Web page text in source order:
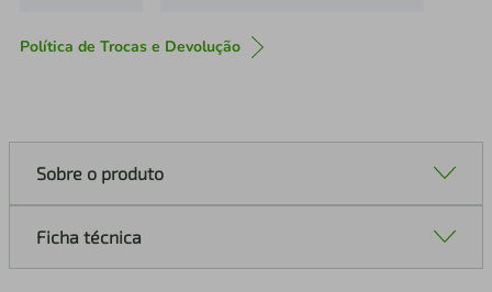
Política de Trocas e Devolução
Sobre o produto
Ficha técnica